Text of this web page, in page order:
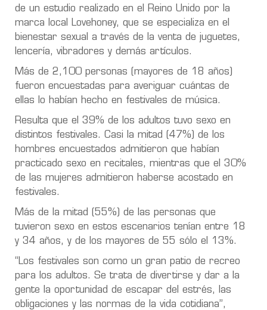
de un estudio realizado en el Reino Unido por la
marca local Lovehoney, que se especializa en el
bienestar sexual a través de la venta de juguetes,
lencería, vibradores y demás artículos.
Más de 2,100 personas (mayores de 18 años)
fueron encuestadas para averiguar cuántas de
ellas lo habían hecho en festivales de música.
Resulta que el 39% de los adultos tuvo sexo en
distintos festivales. Casi la mitad (47%) de los
hombres encuestados admitieron que habían
practicado sexo en recitales, mientras que el 30%
de las mujeres admitieron haberse acostado en
festivales.
Más de la mitad (55%) de las personas que
tuvieron sexo en estos escenarios tenían entre 18
y 34 años, y de los mayores de 55 sólo el 13%.
“Los festivales son como un gran patio de recreo
para los adultos. Se trata de divertirse y dar a la
gente la oportunidad de escapar del estrés, las
obligaciones y las normas de la vida cotidiana”,